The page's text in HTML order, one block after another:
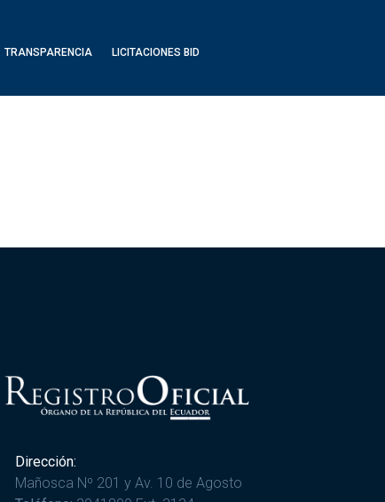
TRANSPARENCIA LICITACIONES BID
Dirección:
Mañosca Nº 201 y Av. 10 de Agosto